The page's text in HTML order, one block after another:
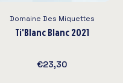
Domaine Des Miquettes
Ti'Blanc Blanc 2021
€23,30